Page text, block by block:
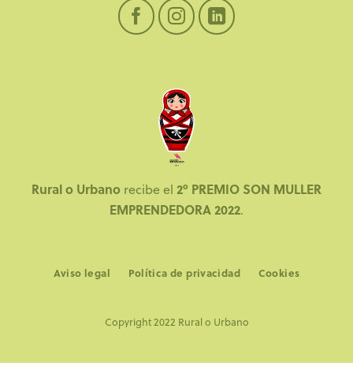
Rural o Urbano recibe el 2º PREMIO SON MULLER
EMPRENDEDORA 2022.
Aviso legal Política de privacidad Cookies
Copyright 2022 Rural o Urbano